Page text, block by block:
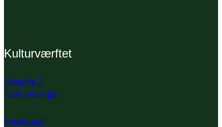
Kulturværftet
Allegade 2
3000 Helsingør
Spisehuset